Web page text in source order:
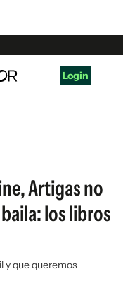
Login
Artigas no
los libros
y que queremos